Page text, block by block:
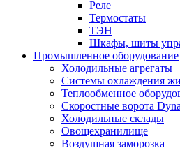
Реле
Термостаты
ТЭН
Шкафы, шиты
Промышленное оборудование
Холодильные агрегаты
Системы охлаждения
Теплообменное
Скоростные ворота
Холодильные склады
Овощехранилище
Воздушная заморозка